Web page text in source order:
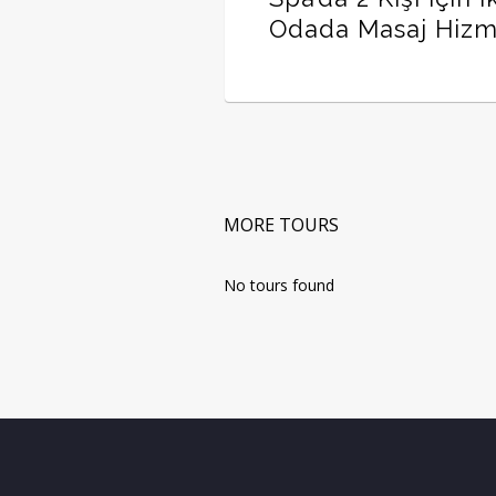
Odada Masaj
MORE TOURS
No tours found